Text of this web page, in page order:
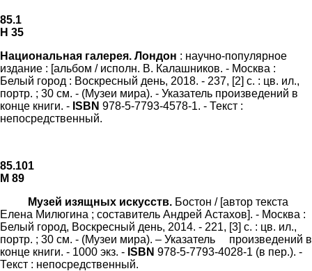
85.1
Н 35
Национальная галерея. Лондон : научно-популярное
издание : [альбом / исполн. В. Калашников. - Москва :
Белый город : Воскресный день, 2018. - 237, [2] с. : цв. ил.,
портр. ; 30 см. - (Музеи мира). - Указатель произведений в
конце книги. - ISBN 978-5-7793-4578-1. - Текст :
непосредственный.
85.101
М 89
Музей изящных искусств. Бостон / [автор текста
Елена Милюгина ; составитель Андрей Астахов]. - Москва :
Белый город, Воскресный день, 2014. - 221, [3] с. : цв. ил.,
портр. ; 30 см. - (Музеи мира). – Указатель произведений в
конце книги. - 1000 экз. - ISBN 978-5-7793-4028-1 (в пер.). -
Текст : непосредственный.